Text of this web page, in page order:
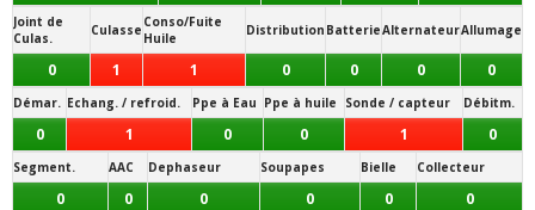
-Le neiman se met en defaut et bloc le contact
impossible de demarrer(+)
-Electronique (alarme facturée et non solutionnée par
concessionnaire)
-Des bricoles electriques ! rien de grave(+)
Joint de
Culas.
Culasse Conso/Fuite
Huile
Distribution BatterieAlternateurAllumage
0 1 1 0 0 0 0
Démar. Echang. / refroid. Ppe à Eau Ppe à huile Sonde / capteur Débitm.
0 1 0 0 1 0
Segment. AAC Dephaseur Soupapes Bielle Collecteur
0 0 0 0 0 0